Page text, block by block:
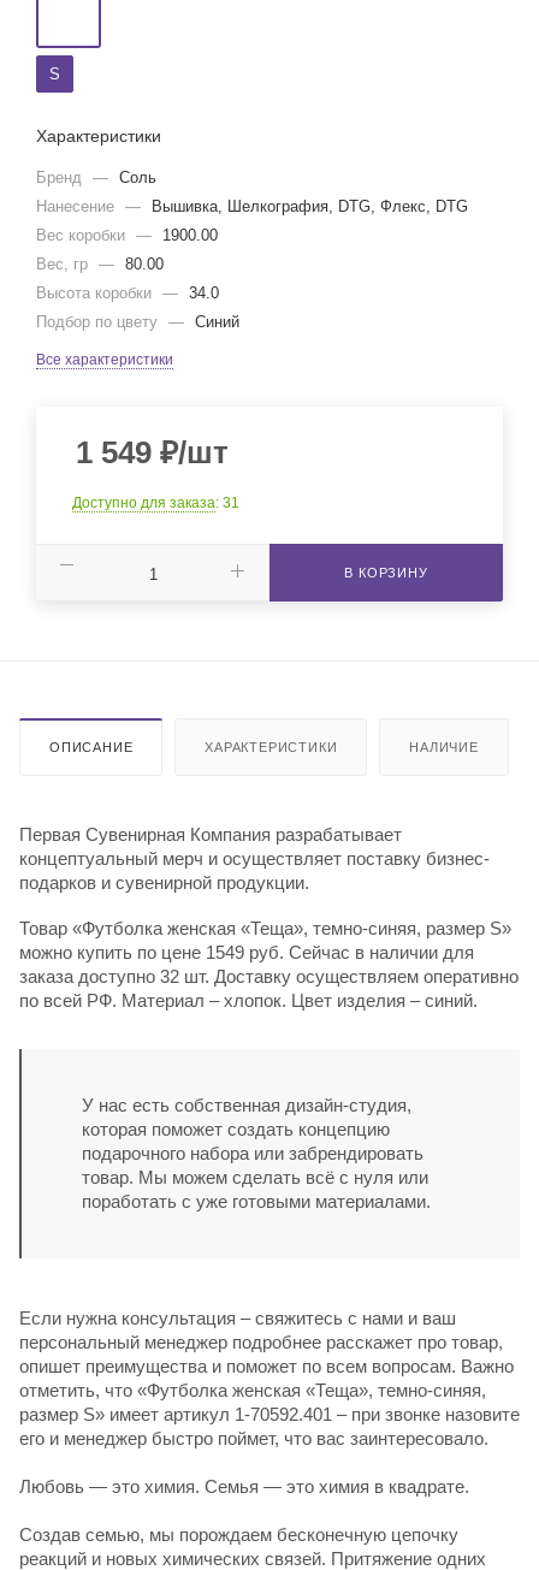
S
Характеристики
Бренд — Соль
Нанесение —
Вышивка, Шелкография, DTG, Флекс, DTG
Вес коробки —
1900.00
Вес, гр — 80.00
Высота коробки — 34.0
Подбор по цвету — Синий
Все характеристики
1 549 ₽/шт
Доступно для заказа: 31
В КОРЗИНУ
ОПИСАНИЕ ХАРАКТЕРИСТИКИ НАЛИЧИЕ
Первая Сувенирная Компания разрабатывает
концептуальный мерч и осуществляет поставку бизнес-
подарков и сувенирной продукции.
Товар «Футболка женская «Теща», темно-синяя, размер S»
можно купить по цене 1549 руб. Сейчас в наличии для
заказа доступно 32 шт. Доставку осуществляем оперативно
по всей РФ. Материал – хлопок. Цвет изделия – синий.
У нас есть собственная дизайн-студия,
которая поможет создать концепцию
подарочного набора или забрендировать
товар. Мы можем сделать всё с нуля или
поработать с уже готовыми материалами.
Если нужна консультация – свяжитесь с нами и ваш
персональный менеджер подробнее расскажет про товар,
опишет преимущества и поможет по всем вопросам. Важно
отметить, что «Футболка женская «Теща», темно-синяя,
размер S» имеет артикул 1-70592.401 – при звонке назовите
его и менеджер быстро поймет, что вас заинтересовало.
Любовь — это химия. Семья — это химия в квадрате.
Создав семью, мы порождаем бесконечную цепочку
реакций и новых химических связей. Притяжение одних